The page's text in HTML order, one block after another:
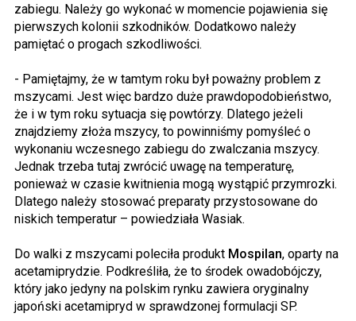
zabiegu. Należy go wykonać w momencie pojawienia się
pierwszych kolonii szkodników. Dodatkowo należy
pamiętać o progach szkodliwości.
- Pamiętajmy, że w tamtym roku był poważny problem z
mszycami. Jest więc bardzo duże prawdopodobieństwo,
że i w tym roku sytuacja się powtórzy. Dlatego jeżeli
znajdziemy złoża mszycy, to powinniśmy pomyśleć o
wykonaniu wczesnego zabiegu do zwalczania mszycy.
Jednak trzeba tutaj zwrócić uwagę na temperaturę,
ponieważ w czasie kwitnienia mogą wystąpić przymrozki.
Dlatego należy stosować preparaty przystosowane do
niskich temperatur – powiedziała Wasiak.
Do walki z mszycami poleciła produkt Mospilan, oparty na
acetamiprydzie. Podkreśliła, że to środek owadobójczy,
który jako jedyny na polskim rynku zawiera oryginalny
japoński acetamipryd w sprawdzonej formulacji SP.